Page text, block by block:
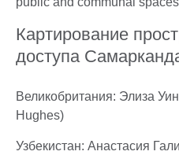
Картирование
доступа
Великобритания: Элиза
Hughes)
Узбекистан: Анастасия